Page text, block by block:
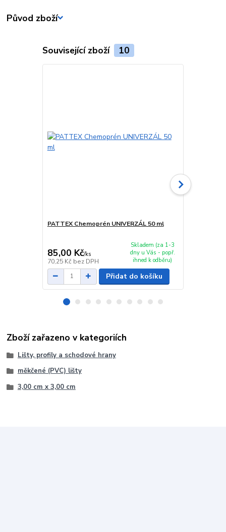
Původ zboží
Související zboží 10
PATTEX Chemoprén UNIVERZÁL 50 ml
85,00 Kč/ks
70,25 Kč bez DPH
Skladem (za 1-3
dny u Vás - popř.
ihned k odběru)
Přidat do košíku
Zboží zařazeno v kategoriích
Lišty, profily a schodové hrany
měkčené (PVC) lišty
3,00 cm x 3,00 cm